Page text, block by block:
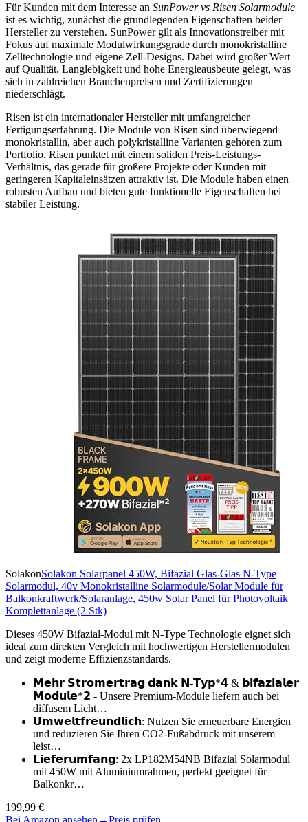
Für Kunden mit dem Interesse an SunPower vs Risen Solarmodule
ist es wichtig, zunächst die grundlegenden Eigenschaften beider
Hersteller zu verstehen. SunPower gilt als Innovationstreiber mit
Fokus auf maximale Modulwirkungsgrade durch monokristalline
Zelltechnologie und eigene Zell-Designs. Dabei wird großer Wert
auf Qualität, Langlebigkeit und hohe Energieausbeute gelegt, was
sich in zahlreichen Branchenpreisen und Zertifizierungen
niederschlägt.
Risen ist ein internationaler Hersteller mit umfangreicher
Fertigungserfahrung. Die Module von Risen sind überwiegend
monokristallin, aber auch polykristalline Varianten gehören zum
Portfolio. Risen punktet mit einem soliden Preis-Leistungs-
Verhältnis, das gerade für größere Projekte oder Kunden mit
geringeren Kapitaleinsätzen attraktiv ist. Die Module haben einen
robusten Aufbau und bieten gute funktionelle Eigenschaften bei
stabiler Leistung.
SolakonSolakon Solarpanel 450W, Bifazial Glas-Glas N-Type
Solarmodul, 40v Monokristalline Solarmodule/Solar Module für
Balkonkraftwerk/Solaranlage, 450w Solar Panel für Photovoltaik
Komplettanlage (2 Stk)
Dieses 450W Bifazial-Modul mit N-Type Technologie eignet sich
ideal zum direkten Vergleich mit hochwertigen Herstellermodulen
und zeigt moderne Effizienzstandards.
𝗠𝗲𝗵𝗿 𝗦𝘁𝗿𝗼𝗺𝗲𝗿𝘁𝗿𝗮𝗴 𝗱𝗮𝗻𝗸 𝗡-𝗧𝘆𝗽*𝟰 & 𝗯𝗶𝗳𝗮𝘇𝗶𝗮𝗹𝗲𝗿
𝗠𝗼𝗱𝘂𝗹𝗲*𝟮 - Unsere Premium-Module liefern auch bei
diffusem Licht…
𝗨𝗺𝘄𝗲𝗹𝘁𝗳𝗿𝗲𝘂𝗻𝗱𝗹𝗶𝗰𝗵: Nutzen Sie erneuerbare Energien
und reduzieren Sie Ihren CO2-Fußabdruck mit unserem
leist…
𝗟𝗶𝗲𝗳𝗲𝗿𝘂𝗺𝗳𝗮𝗻𝗴: 2x LP182M54NB Bifazial Solarmodul
mit 450W mit Aluminiumrahmen, perfekt geeignet für
Balkonkr…
199,99 €
Bei Amazon ansehen →Preis prüfen